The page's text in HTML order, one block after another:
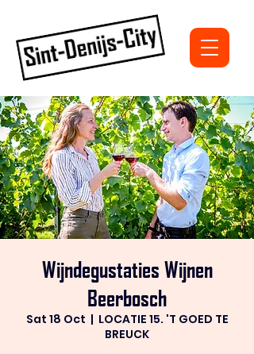
Wijndegustaties Wijnen
Beerbosch
Sat 18 Oct
  |
LOCATIE 15. 'T GOED TE
BREUCK